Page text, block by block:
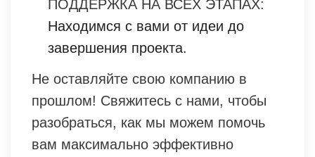
ПОДДЕРЖКА НА ВСЕХ ЭТАПАХ:
Находимся с вами от идеи до
завершения проекта.
Не оставляйте свою компанию в
прошлом! Свяжитесь с нами, чтобы
разобраться, как мы можем помочь
вам максимально эффективно